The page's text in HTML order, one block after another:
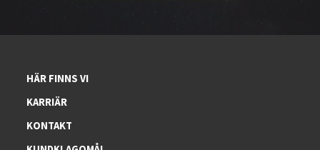
HÄR FINNS VI
KARRIÄR
KONTAKT